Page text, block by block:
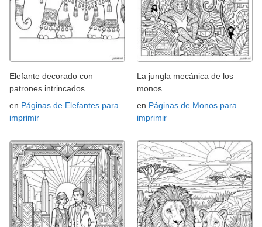
Elefante decorado con
patrones intrincados
en Páginas de Elefantes para
imprimir
La jungla mecánica de los
monos
en Páginas de Monos para
imprimir